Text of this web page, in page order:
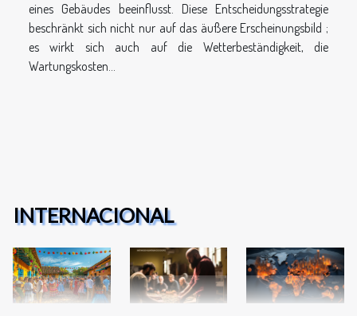
eines Gebäudes beeinflusst. Diese Entscheidungsstrategie
beschränkt sich nicht nur auf das äußere Erscheinungsbild ;
es wirkt sich auch auf die Wetterbeständigkeit, die
Wartungskosten...
INTERNACIONAL